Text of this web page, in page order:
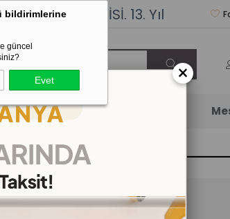
bildirimlerine
güncel
Evet
İADEGARANTİSİ. 13. Yıl
Çok Satanlar
Damperli Kamyon
(KMP85375)
×